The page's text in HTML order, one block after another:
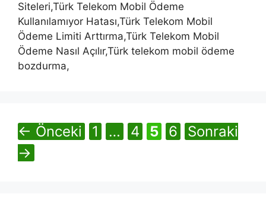
Siteleri,Türk Telekom Mobil Ödeme
Kullanılamıyor Hatası,Türk Telekom Mobil
Ödeme Limiti Arttırma,Türk Telekom Mobil
Ödeme Nasıl Açılır,Türk telekom mobil ödeme
bozdurma,
← Önceki Sayfa
1 … Sayfa
4 Sayfa
5 Sayfa
6
Sonraki
→